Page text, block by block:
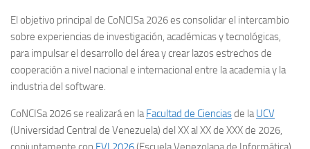
El objetivo principal de CoNCISa 2026 es consolidar el intercambio
sobre experiencias de investigación, académicas y tecnológicas,
para impulsar el desarrollo del área y crear lazos estrechos de
cooperación a nivel nacional e internacional entre la academia y la
industria del software.
CoNCISa 2026 se realizará en laFacultad de Cienciasde laUCV
(Universidad Central de Venezuela) del XX al XX de XXX de 2026,